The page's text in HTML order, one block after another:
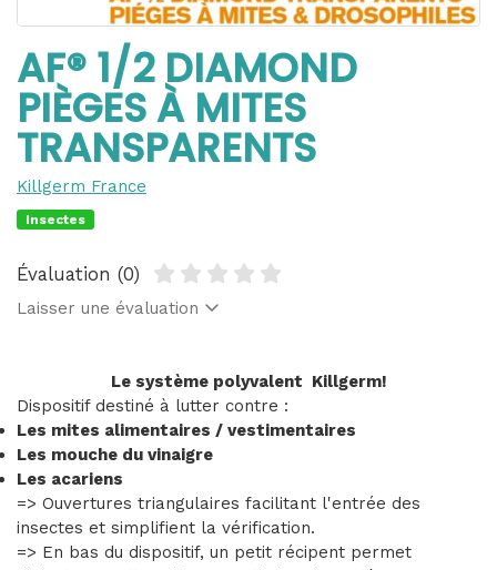
AF® 1/2 DIAMOND
PIÈGES À MITES
TRANSPARENTS
Killgerm France
Insectes
Évaluation (0)
Laisser une évaluation
Le système polyvalent Killgerm!
Dispositif destiné à lutter contre :
Les mites alimentaires / vestimentaires
Les mouche du vinaigre
Les acariens
=> Ouvertures triangulaires facilitant l'entrée des
insectes et simplifient la vérification.
=> En bas du dispositif, un petit récipent permet